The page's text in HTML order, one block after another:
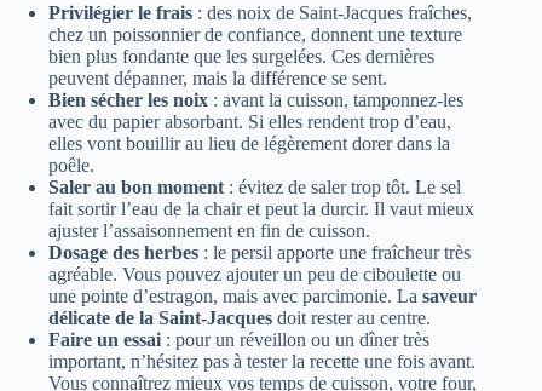
Privilégier le frais : des noix de Saint-Jacques fraîches,
chez un poissonnier de confiance, donnent une texture
bien plus fondante que les surgelées. Ces dernières
peuvent dépanner, mais la différence se sent.
Bien sécher les noix : avant la cuisson, tamponnez-les
avec du papier absorbant. Si elles rendent trop d’eau,
elles vont bouillir au lieu de légèrement dorer dans la
poêle.
Saler au bon moment : évitez de saler trop tôt. Le sel
fait sortir l’eau de la chair et peut la durcir. Il vaut mieux
ajuster l’assaisonnement en fin de cuisson.
Dosage des herbes : le persil apporte une fraîcheur très
agréable. Vous pouvez ajouter un peu de ciboulette ou
une pointe d’estragon, mais avec parcimonie. La saveur
délicate de la Saint-Jacques doit rester au centre.
Faire un essai : pour un réveillon ou un dîner très
important, n’hésitez pas à tester la recette une fois avant.
Vous connaîtrez mieux vos temps de cuisson, votre four,